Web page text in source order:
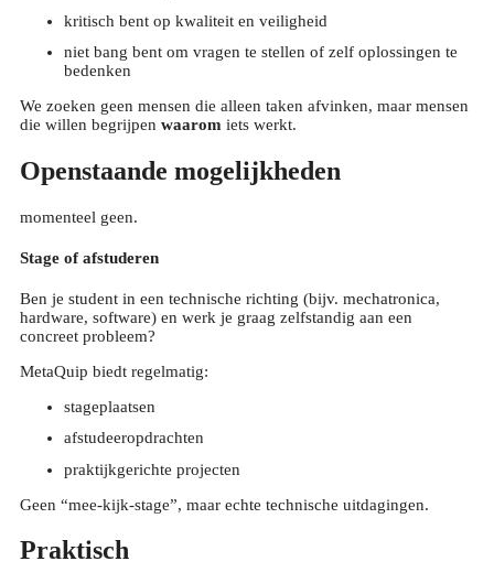
kritisch bent op kwaliteit en veiligheid
niet bang bent om vragen te stellen of zelf oplossingen te
bedenken
We zoeken geen mensen die alleen taken afvinken, maar mensen
die willen begrijpen waarom iets werkt.
Openstaande mogelijkheden
momenteel geen.
Stage of afstuderen
Ben je student in een technische richting (bijv. mechatronica,
hardware, software) en werk je graag zelfstandig aan een
concreet probleem?
MetaQuip biedt regelmatig:
stageplaatsen
afstudeeropdrachten
praktijkgerichte projecten
Geen “mee-kijk-stage”, maar echte technische uitdagingen.
Praktisch